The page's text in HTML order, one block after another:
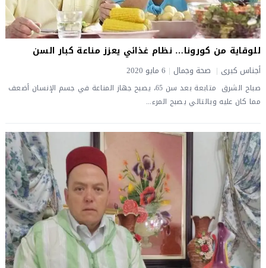
للوقاية من كورونا… نظام غذائي يعزز مناعة كبار السن
أجناس كبرى صحة وجمال 6 مايو 2020
صباح الشرق متابعة بعد سن 65، يصبح جهاز المناعة في جسم الإنسان أضعف
مما كان عليه وبالتالي يصبح المرء...